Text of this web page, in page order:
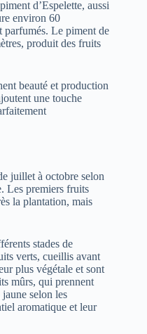
d’Espelette, aussi
environ 60
parfumés. Le piment de
produit des fruits
beauté et production
une touche
juillet à octobre selon
Les premiers fruits
la plantation, mais
stades de
verts, cueillis avant
plus végétale et sont
mûrs, qui prennent
selon les
aromatique et leur